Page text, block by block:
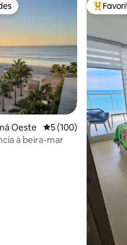
mais apreciados
Oeste Classificação média
5 (100)
à beira-mar